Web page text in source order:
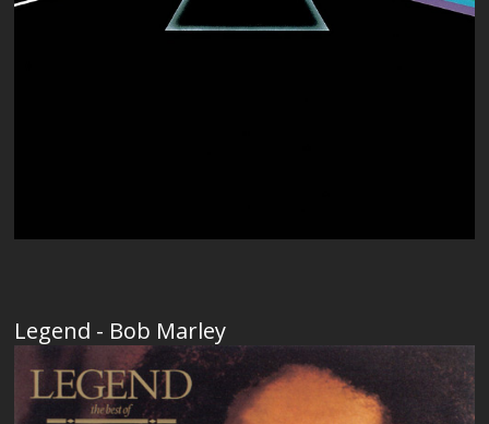
Legend - Bob Marley